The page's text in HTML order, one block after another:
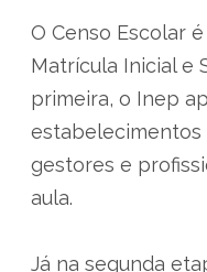
O Censo Escolar
Matrícula Inicial e
primeira, o Inep
estabelecimentos
gestores e
aula.
Já na segunda